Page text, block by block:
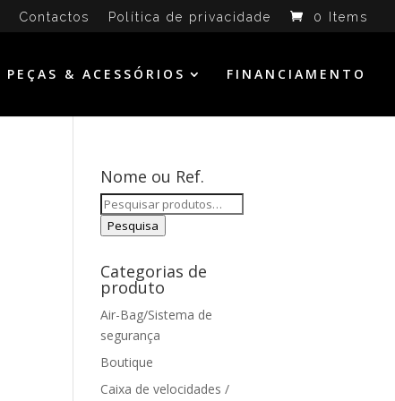
Contactos Política de privacidade 0 Items
PEÇAS & ACESSÓRIOS FINANCIAMENTO
Nome ou Ref.
Pesquisar
por:
Pesquisa
Categorias de
produto
Air-Bag/Sistema de
segurança
Boutique
Caixa de velocidades /